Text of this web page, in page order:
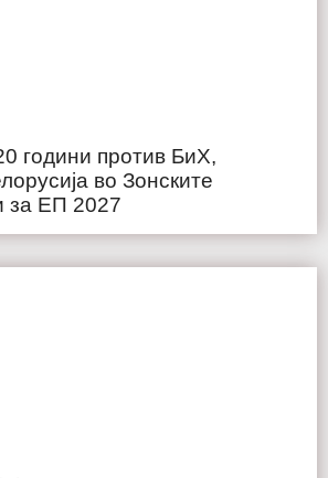
години против БиХ,
во Зонските
за ЕП 2027